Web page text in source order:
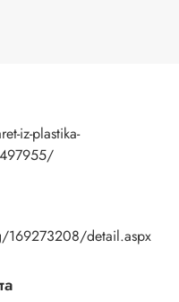
средством, затем
iz-plastika-
169273208/detail.aspx